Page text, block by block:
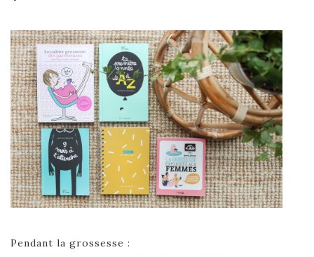
Pendant la grossesse :